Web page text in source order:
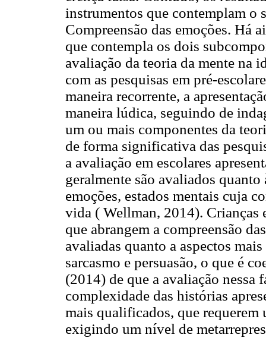
instrumentos que contemplam o
Compreensão das emoções. Há
que contempla os dois
avaliação da teoria da mente na
com as pesquisas em pré-
maneira recorrente, a
maneira lúdica, seguindo de
um ou mais componentes da
de forma significativa das
a avaliação em escolares
geralmente são avaliados quanto
emoções, estados mentais cuja
vida ( Wellman, 2014). Crianças
que abrangem a compreensão
avaliadas quanto a aspectos
sarcasmo e persuasão, o que é
(2014) de que a avaliação nessa
complexidade das histórias
mais qualificados, que requerem
exigindo um nível de